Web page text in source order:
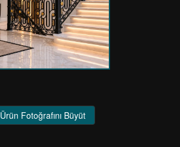
Ürün Fotoğrafını Büyüt